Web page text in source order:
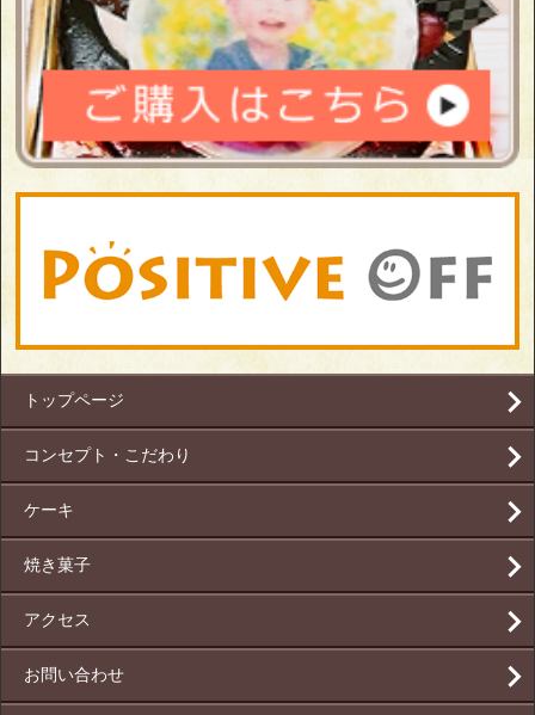
トップページ
コンセプト・こだわり
ケーキ
焼き菓子
アクセス
お問い合わせ